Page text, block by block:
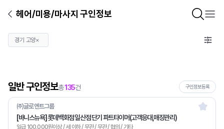
헤어/미용/마사지 구인정보
경기 고양×
일반 구인정보총135건 구인정보등록
㈜글로엔트그룹
[바니스뉴욕] 롯데백화점 일산점 단기 파트타이머(고객응대,매장관리)
일급 100,000원이상 / 세 이하 / 무관 / 무관 / 협의 / 기타